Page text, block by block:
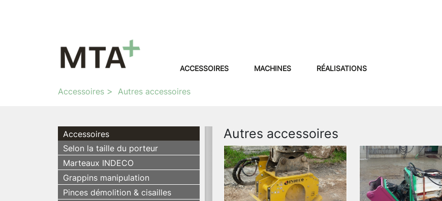
ACCESSOIRES MACHINES RÉALISATIONS
Accessoires Autres accessoires
Accessoires
Selon la taille du porteur
Marteaux INDECO
Grappins manipulation
Pinces démolition & cisailles
Autres accessoires